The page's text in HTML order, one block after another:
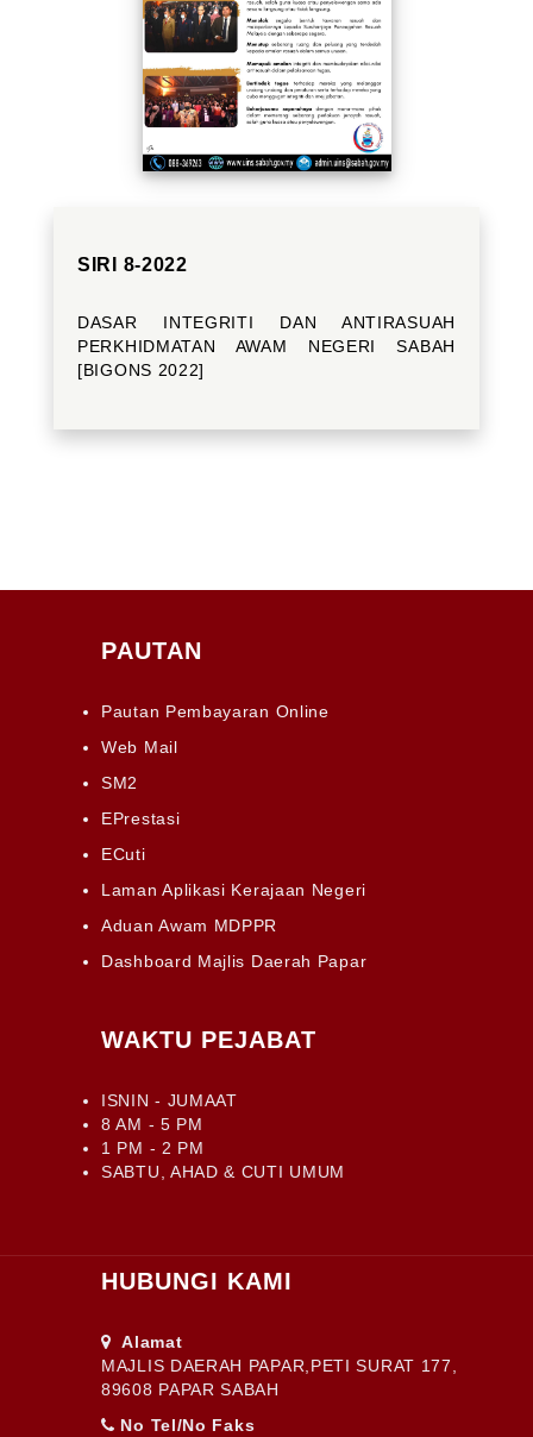
SIRI 8-2022
DASAR INTEGRITI DAN ANTIRASUAH
PERKHIDMATAN AWAM NEGERI SABAH
[BIGONS 2022]
PAUTAN
Pautan Pembayaran Online
Web Mail
SM2
EPrestasi
ECuti
Laman Aplikasi Kerajaan Negeri
Aduan Awam MDPPR
Dashboard Majlis Daerah Papar
WAKTU PEJABAT
ISNIN - JUMAAT
8 AM - 5 PM
1 PM - 2 PM
SABTU, AHAD & CUTI UMUM
HUBUNGI KAMI
Alamat
MAJLIS DAERAH PAPAR,PETI SURAT 177,
89608 PAPAR SABAH
No Tel/No Faks